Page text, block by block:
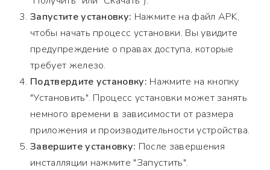
Запустите установку: Нажмите на файл APK,
чтобы начать процесс установки. Вы увидите
предупреждение о правах доступа, которые
требует железо.
Подтвердите установку: Нажмите на кнопку
"Установить". Процесс установки может занять
немного времени в зависимости от размера
приложения и производительности устройства.
Завершите установку: После завершения
инсталляции нажмите "Запустить".